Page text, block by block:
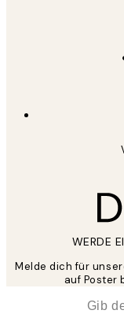
WERDE
Melde dich für
auf Poster